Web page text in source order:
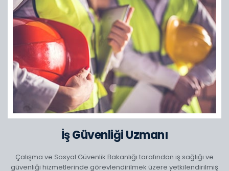
İş Güvenliği Uzmanı
Çalışma ve Sosyal Güvenlik Bakanlığı tarafından iş sağlığı ve
güvenliği hizmetlerinde görevlendirilmek üzere yetkilendirilmiş